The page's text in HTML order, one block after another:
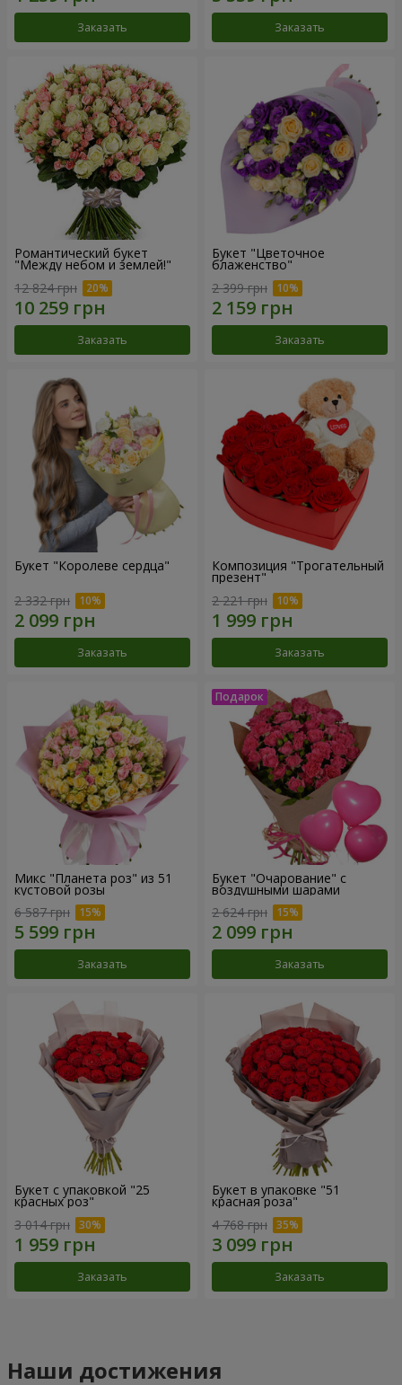
Заказать Заказать
Романтический букет
"Между небом и землей!"
12 824 грн
Заказать
Букет "Цветочное
блаженство"
2 399 грн
Заказать
Букет "Королеве сердца"
2 332 грн
Заказать
Композиция "Трогательный
презент"
2 221 грн
Заказать
Микс "Планета роз" из 51
кустовой розы
6 587 грн
Заказать
Букет "Очарование" с
воздушными шарами
2 624 грн
Заказать
Букет с упаковкой "25
красных роз"
3 014 грн
Заказать
Букет в упаковке "51
красная роза"
4 768 грн
Заказать
Наши достижения